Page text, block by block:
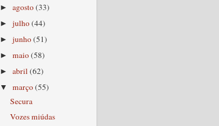
►agosto(33)
►julho(44)
►junho(51)
►maio(58)
►abril(62)
▼março(55)
Secura
Vozes miúdas